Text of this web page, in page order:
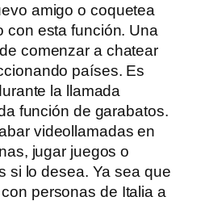
amigo o coquetea
con esta función. Una
comenzar a chatear
países. Es
la llamada
función de garabatos.
videollamadas en
jugar juegos o
si lo desea. Ya sea que
personas de Italia a